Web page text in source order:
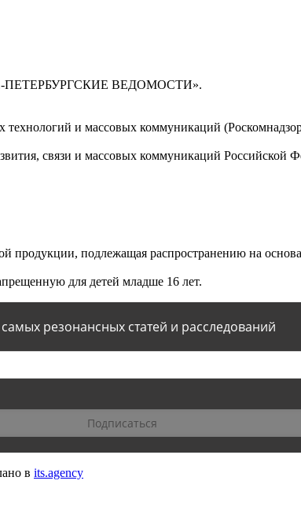
ПЕТЕРБУРГСКИЕ ВЕДОМОСТИ».
и массовых коммуникаций
связи и массовых коммуникаций Российской
подлежащая распространению на
для детей младше 16 лет.
резонансных статей и расследований
в its.agency